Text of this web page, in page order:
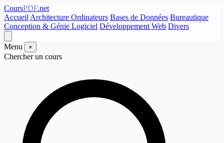
CoursPDF.net
Accueil Architecture Ordinateurs Bases de Données Bureautique
Conception & Génie Logiciel Développement Web Divers
Menu ×
Chercher un cours